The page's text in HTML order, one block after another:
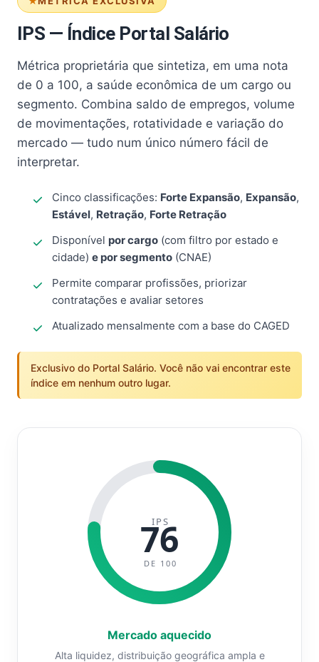
IPS — Índice Portal Salário
Métrica proprietária que sintetiza, em uma nota
de 0 a 100, a saúde econômica de um cargo ou
segmento. Combina saldo de empregos, volume
de movimentações, rotatividade e variação do
mercado — tudo num único número fácil de
interpretar.
Cinco classificações: Forte Expansão, Expansão,
Estável, Retração, Forte Retração
Disponível por cargo (com filtro por estado e
cidade) e por segmento (CNAE)
Permite comparar profissões, priorizar
contratações e avaliar setores
Atualizado mensalmente com a base do CAGED
Exclusivo do Portal Salário. Você não vai encontrar este
índice em nenhum outro lugar.
IPS
76
DE 100
Mercado aquecido
Alta liquidez, distribuição geográfica ampla e